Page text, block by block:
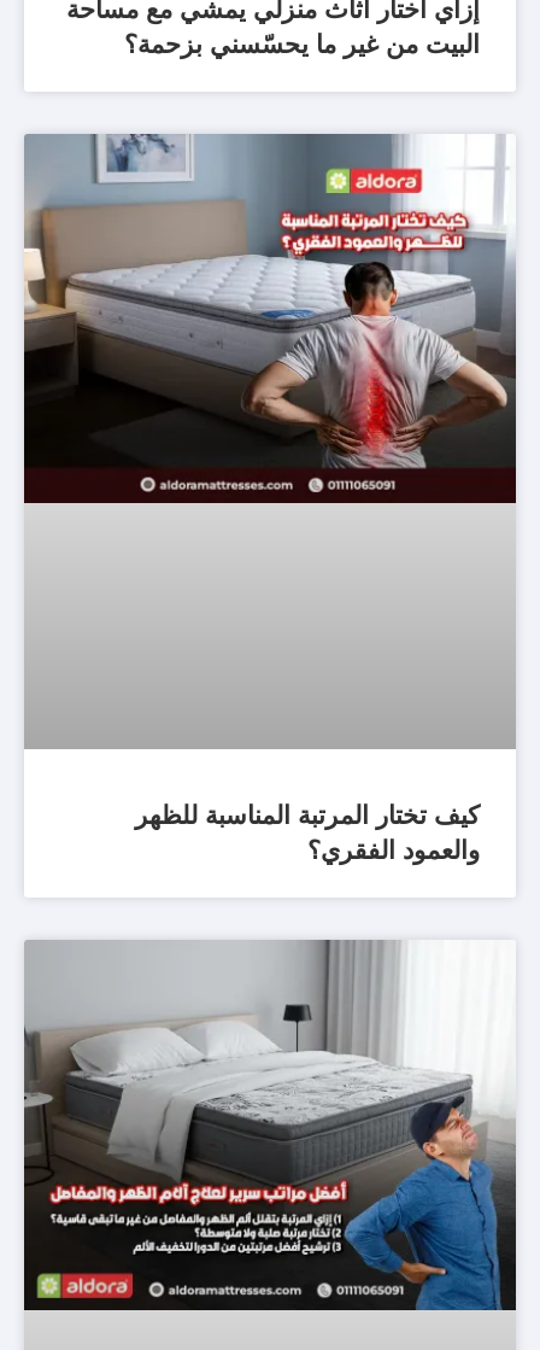
إزاي أختار أثاث منزلي يمشي مع مساحة
البيت من غير ما يحسّسني بزحمة؟
كيف تختار المرتبة المناسبة للظهر
والعمود الفقري؟